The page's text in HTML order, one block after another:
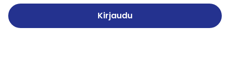
Kirjaudu